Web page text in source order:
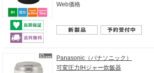
Web価格
Panasonic（パナソニック）
可変圧力IHジャー炊飯器